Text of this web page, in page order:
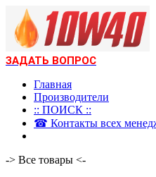
ЗАДАТЬ ВОПРОС
Главная
Производители
:: ПОИСК ::
☎ Контакты всех
-> Все товары <-